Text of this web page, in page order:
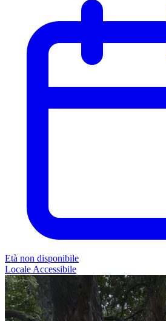
Età non disponibile
Locale Accessibile